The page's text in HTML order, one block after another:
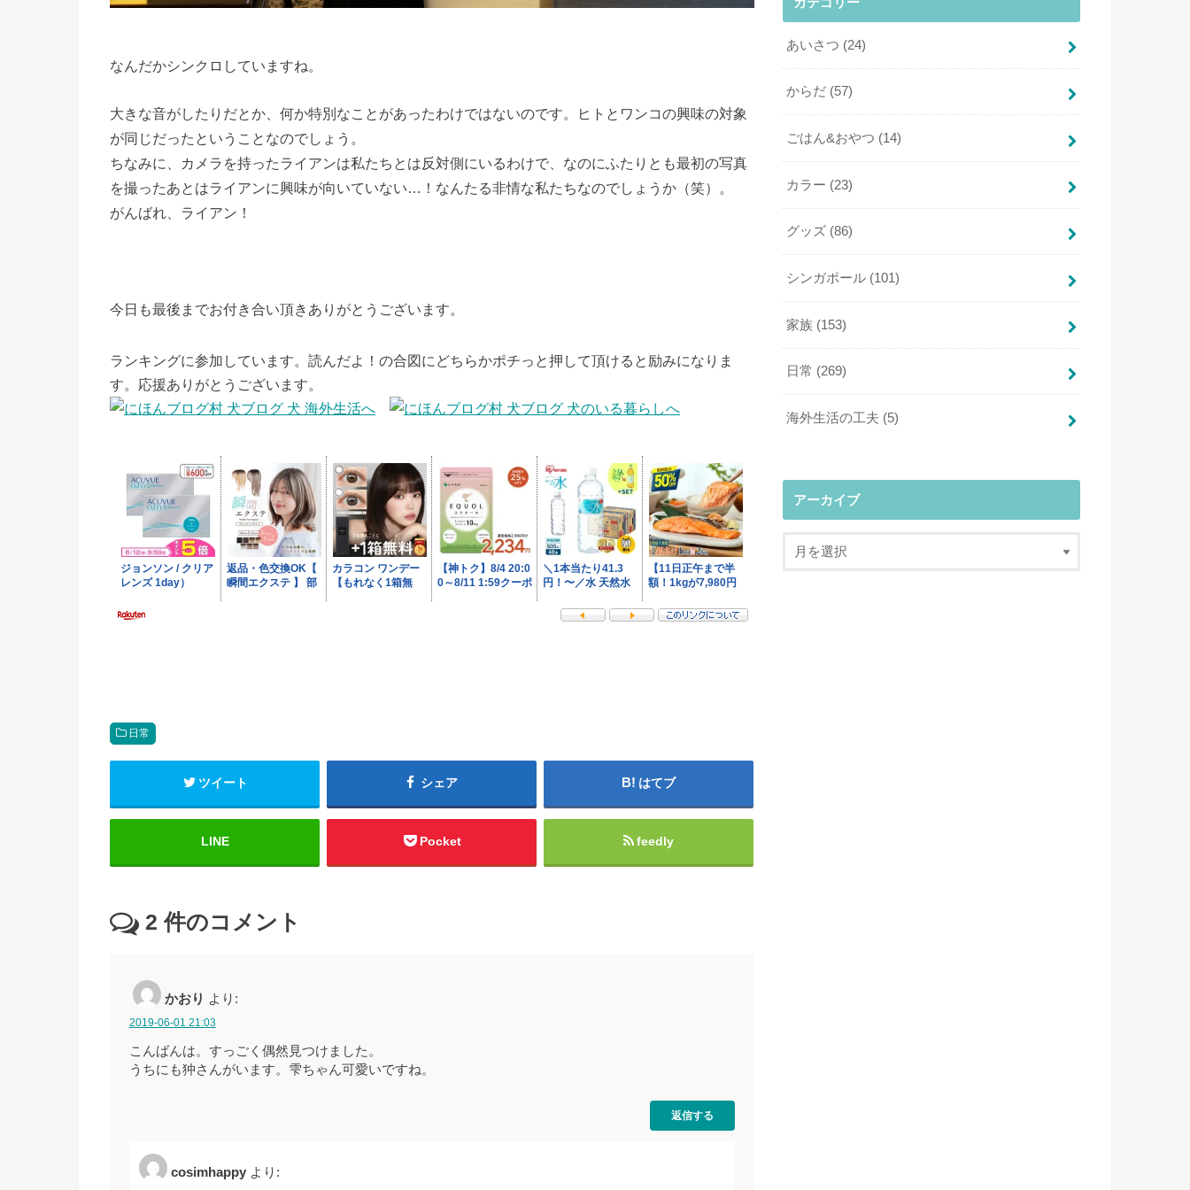
なんだかシンクロしていますね。
大きな音がしたりだとか、何か特別なことがあったわけではないのです。ヒトとワンコの興味の対象
が同じだったということなのでしょう。
ちなみに、カメラを持ったライアンは私たちとは反対側にいるわけで、なのにふたりとも最初の写真
を撮ったあとはライアンに興味が向いていない…！なんたる非情な私たちなのでしょうか（笑）。
がんばれ、ライアン！
今日も最後までお付き合い頂きありがとうございます。
ランキングに参加しています。読んだよ！の合図にどちらかポチっと押して頂けると励みになりま
す。応援ありがとうございます。
日常
ツイート シェア はてブ
LINE Pocket feedly
2 件のコメント
かおり より:
2019-06-01 21:03
こんばんは。すっごく偶然見つけました。
うちにも狆さんがいます。雫ちゃん可愛いですね。
返信する
cosimhappy より:
あいさつ (24)
からだ (57)
ごはん&おやつ (14)
カラー (23)
グッズ (86)
シンガポール (101)
家族 (153)
日常 (269)
海外生活の工夫 (5)
アーカイブ